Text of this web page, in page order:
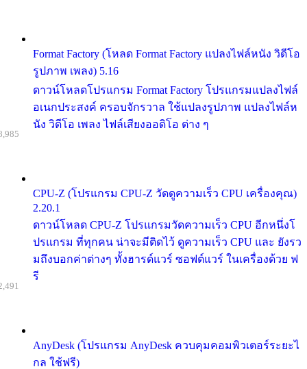
Format Factory (โหลด Format Factory แปลงไฟล์หนัง วิดีโอ
รูปภาพ เพลง) 5.16
ดาวน์โหลดโปรแกรม Format Factory โปรแกรมแปลงไฟล์
อเนกประสงค์ ครอบจักรวาล ใช้แปลงรูปภาพ แปลงไฟล์ห
นัง วิดีโอ เพลง ไฟล์เสียงออดิโอ ต่าง ๆ
CPU-Z (โปรแกรม CPU-Z วัดดูความเร็ว CPU เครื่องคุณ)
2.20.1
ดาวน์โหลด CPU-Z โปรแกรมวัดความเร็ว CPU อีกหนึ่งโ
ปรแกรม ที่ทุกคน น่าจะมีติดไว้ ดูความเร็ว CPU และ ยังรว
มถึงบอกค่าต่างๆ ทั้งฮารด์แวร์ ซอฟต์แวร์ ในเครื่องด้วย ฟ
รี
AnyDesk (โปรแกรม AnyDesk ควบคุมคอมพิวเตอร์ระยะไ
กล ใช้ฟรี)